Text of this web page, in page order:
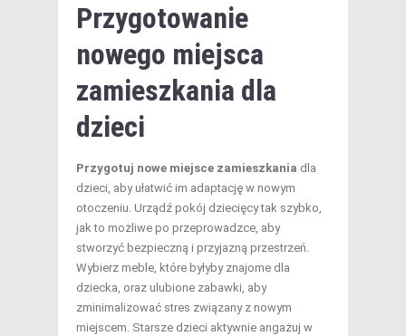
Przygotowanie
nowego miejsca
zamieszkania dla
dzieci
Przygotuj nowe miejsce zamieszkania dla
dzieci, aby ułatwić im adaptację w nowym
otoczeniu. Urządź pokój dziecięcy tak szybko,
jak to możliwe po przeprowadzce, aby
stworzyć bezpieczną i przyjazną przestrzeń.
Wybierz meble, które byłyby znajome dla
dziecka, oraz ulubione zabawki, aby
zminimalizować stres związany z nowym
miejscem. Starsze dzieci aktywnie angażuj w